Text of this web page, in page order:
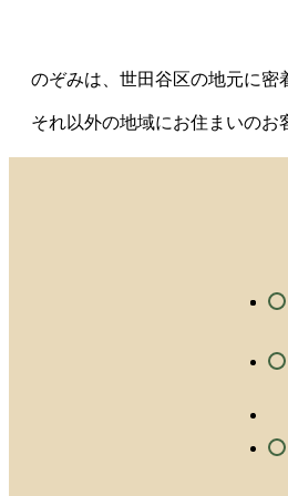
のぞみは、世田谷区の地元に密
それ以外の地域にお住まいのお